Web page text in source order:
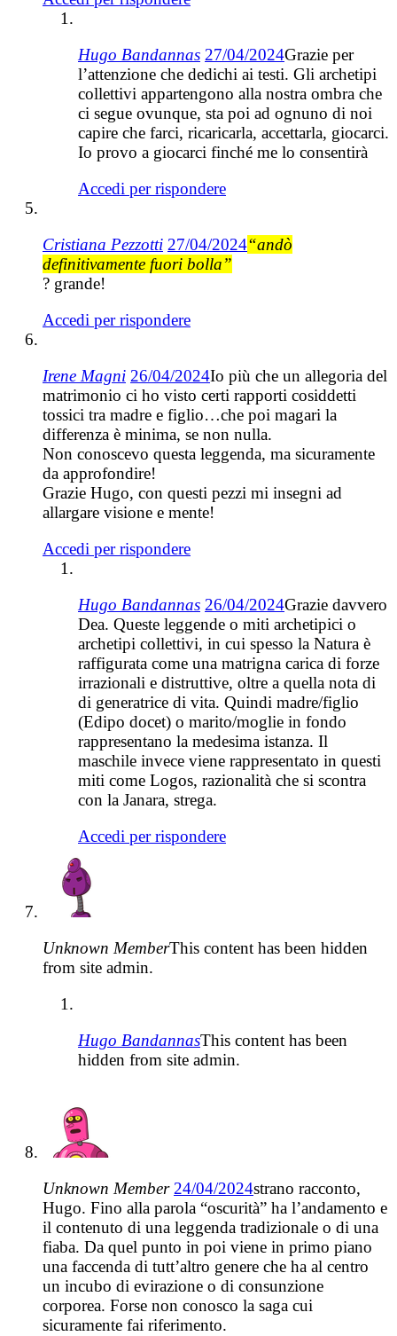
Hugo Bandannas 27/04/2024Grazie per
l’attenzione che dedichi ai testi. Gli archetipi
collettivi appartengono alla nostra ombra che
ci segue ovunque, sta poi ad ognuno di noi
capire che farci, ricaricarla, accettarla, giocarci.
Io provo a giocarci finché me lo consentirà
Accedi per rispondere
Cristiana Pezzotti 27/04/2024“andò
definitivamente fuori bolla”
? grande!
Accedi per rispondere
Irene Magni 26/04/2024Io più che un allegoria del
matrimonio ci ho visto certi rapporti cosiddetti
tossici tra madre e figlio…che poi magari la
differenza è minima, se non nulla.
Non conoscevo questa leggenda, ma sicuramente
da approfondire!
Grazie Hugo, con questi pezzi mi insegni ad
allargare visione e mente!
Accedi per rispondere
Hugo Bandannas 26/04/2024Grazie davvero
Dea. Queste leggende o miti archetipici o
archetipi collettivi, in cui spesso la Natura è
raffigurata come una matrigna carica di forze
irrazionali e distruttive, oltre a quella nota di
di generatrice di vita. Quindi madre/figlio
(Edipo docet) o marito/moglie in fondo
rappresentano la medesima istanza. Il
maschile invece viene rappresentato in questi
miti come Logos, razionalità che si scontra
con la Janara, strega.
Accedi per rispondere
Unknown MemberThis content has been hidden
from site admin.
Hugo BandannasThis content has been
hidden from site admin.
Unknown Member 24/04/2024strano racconto,
Hugo. Fino alla parola “oscurità” ha l’andamento e
il contenuto di una leggenda tradizionale o di una
fiaba. Da quel punto in poi viene in primo piano
una faccenda di tutt’altro genere che ha al centro
un incubo di evirazione o di consunzione
corporea. Forse non conosco la saga cui
sicuramente fai riferimento.